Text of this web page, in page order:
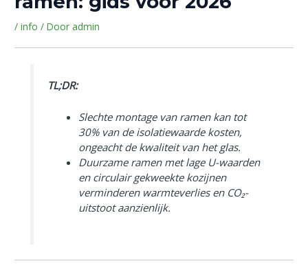
/info / Door admin
TL;DR:
Slechte montage van ramen kan tot
30% van de isolatiewaarde kosten,
ongeacht de kwaliteit van het glas.
Duurzame ramen met lage U-waarden
en circulair gekweekte kozijnen
verminderen warmteverlies en CO₂-
uitstoot aanzienlijk.